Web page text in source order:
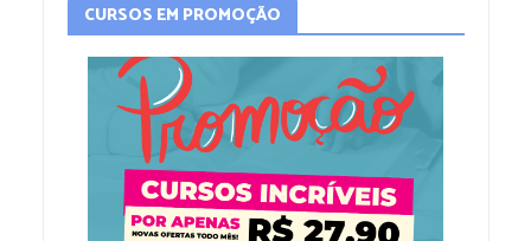
CURSOS EM PROMOÇÃO